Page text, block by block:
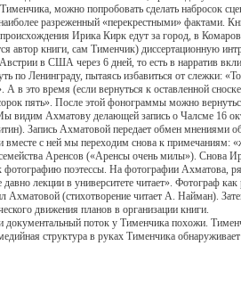
можно попробовать сделать набросок
разреженный «перекрестными» фактами.
Ирика Кирк едут за город, в
автор книги, сам Тименчик) диссертационную
в США через 6 дней, то есть в нарратив
Ленинграду, пытаясь избавиться от слежки:
в это время (если вернуться к оставленной
пять». После этой фонограммы можно
Ахматову делающей запись о Чалсме 16
Запись Ахматовой передает обмен
вместе с ней мы переходим снова к
Аренсов («Аренсы очень милы»). Снова
поэтессы. На фотографии Ахматова,
лекции в университете читает». Фотограф как
Ахматовой (стихотворение читает А. Найман).
движения планов в организации книги.
поток у Тименчика похожи.
структура в руках Тименчика